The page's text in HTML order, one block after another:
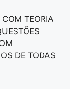
TEORIA
DE TODAS